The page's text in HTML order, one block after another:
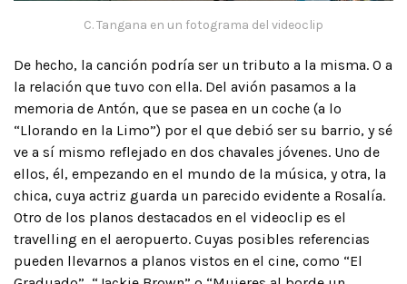
C. Tangana en un fotograma del videoclip
De hecho, la canción podría ser un tributo a la misma. O a
la relación que tuvo con ella. Del avión pasamos a la
memoria de Antón, que se pasea en un coche (a lo
“Llorando en la Limo”) por el que debió ser su barrio, y sé
ve a sí mismo reflejado en dos chavales jóvenes. Uno de
ellos, él, empezando en el mundo de la música, y otra, la
chica, cuya actriz guarda un parecido evidente a Rosalía.
Otro de los planos destacados en el videoclip es el
travelling en el aeropuerto. Cuyas posibles referencias
pueden llevarnos a planos vistos en el cine, como “El